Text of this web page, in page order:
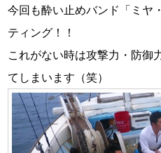
今回も酔い止めバンド「ミヤ
ティング！！
これがない時は攻撃力・防御
てしまいます（笑）